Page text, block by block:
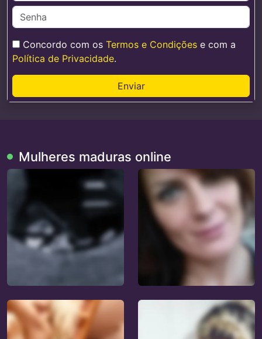
Concordo com os Termos e Condições e com a
Política de Privacidade.
Enviar
Mulheres maduras online